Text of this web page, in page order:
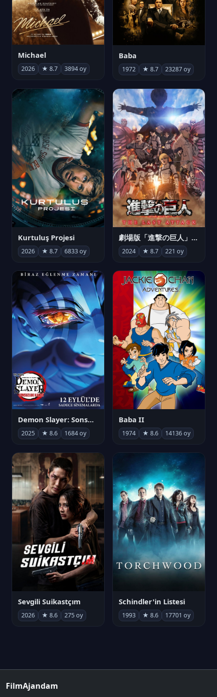
Michael
2026 ★ 8.7 3894 oy
Baba
1972 ★ 8.7 23287 oy
Kurtuluş Projesi
2026 ★ 8.7 6833 oy
劇場版「進撃の巨人」完結編 THE LAST ATTACK
2024 ★ 8.7 221 oy
Demon Slayer: Sonsuzluk Kalesi
2025 ★ 8.6 1684 oy
Baba II
1974 ★ 8.6 14136 oy
Sevgili Suikastçım
2026 ★ 8.6 275 oy
Schindler'in Listesi
1993 ★ 8.6 17701 oy
FilmAjandam